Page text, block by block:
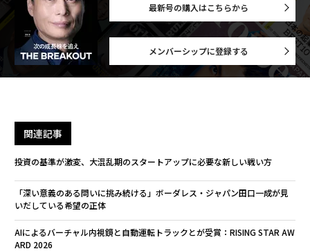
最新号の購入はこちらから
メンバーシップに登録する
関連記事
投資の基準が激変、大混乱期のスタートアップに必要な新しい戦い方
「深い意義のある問いに挑み続ける」ボーダレス・ジャパン田口一成が見
いだしている希望の正体
AIによるバーチャル内視鏡と自動運転トラックとが受賞：RISING STAR AW
ARD 2026